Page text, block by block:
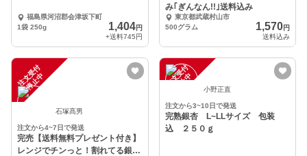
福島県河沼郡会津坂下町
1袋 250g
1,404円
+送料745円
み｢ぎんなん!!｣送料込み
東京都武蔵村山市
500グラム
1,570円
送料込み
注
文
受
付
停
止
中
石塚髙男
注文から4~7日で発送
完売【送料無料プレゼント付き】
レンジでチンっと！割れてる銀杏
注
文
受
付
停
止
中 小野正直
注文から3~10日で発送
完熟銀杏 L~LLサイズ 包装
込 ２５０ｇ